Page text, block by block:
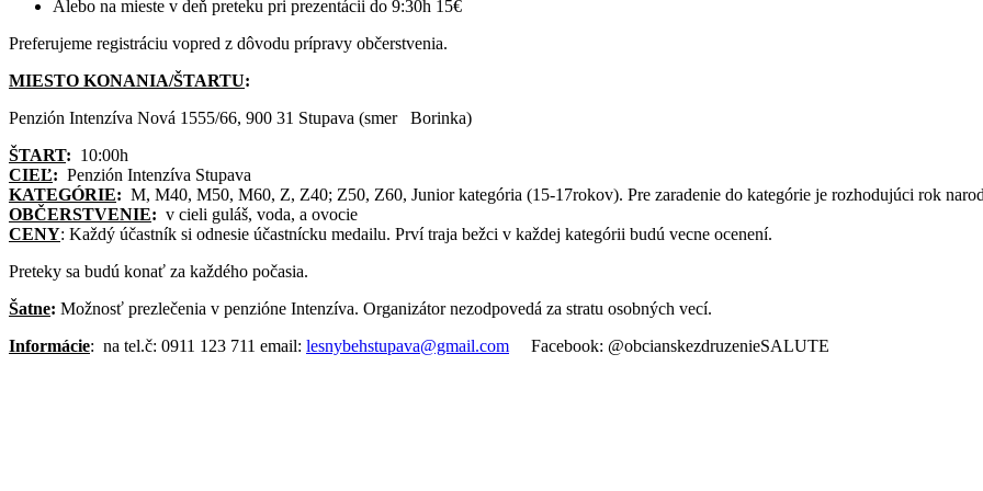
Alebo na mieste v deň preteku pri prezentácii do 9:30h 15€
Preferujeme registráciu vopred z dôvodu prípravy občerstvenia.
MIESTO KONANIA/ŠTARTU:
Penzión Intenzíva Nová 1555/66, 900 31 Stupava (smer Borinka)
ŠTART: 10:00h
CIEĽ: Penzión Intenzíva Stupava
KATEGÓRIE: M, M40, M50, M60, Z, Z40; Z50, Z60, Junior kategória (15-17rokov). Pre zaradenie do kategórie je rozhodujúci rok
OBČERSTVENIE: v cieli guláš, voda, a ovocie
CENY: Každý účastník si odnesie účastnícku medailu. Prví traja bežci v každej kategórii budú vecne ocenení.
Preteky sa budú konať za každého počasia.
Šatne: Možnosť prezlečenia v penzióne Intenzíva. Organizátor nezodpovedá za stratu osobných vecí.
Informácie: na tel.č: 0911 123 711 email: lesnybehstupava@gmail.com Facebook: @obcianskezdruzenieSALUTE